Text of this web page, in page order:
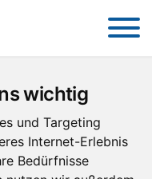
wichtig
und Targeting
Internet-Erlebnis
Bedürfnisse